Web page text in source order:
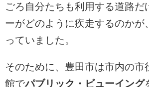
ごろ自分たちも利用する道路だ
ーがどのように疾走するのかが
っていました。
そのために、豊田市は市内の市
館でパブリック・ビューイング